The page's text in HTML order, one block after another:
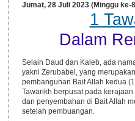
Jumat, 28 Juli 2023 (Minggu
1
Dalam
Selain Daud dan Kaleb, ada
yakni Zerubabel, yang
pembangunan Bait Allah kedua
Tawarikh berpusat pada
dan penyembahan di Bait Allah
setelah pembuangan.